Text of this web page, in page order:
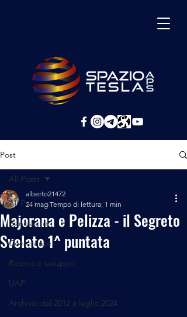
Post
All Posts
Benessere
Conferenze
Ricerca e sviluppo
UAP
Archivio dal 2012 a luglio 2024
All Posts
Majorana e Pelizza - il Segreto
Svelato 1^ puntata
alberto21472
24 mag Tempo di lettura: 1 min